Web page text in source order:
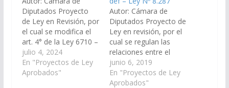
Diputados Proyecto
de Ley en Revisión, por
el cual se modifica el
art. 4° de la Ley 6710 –
Ley del Deporte.
(Expte. N° 91-
49.904/2024, a la
julio 4, 2024
En "Proyectos de Ley
Aprobados"
Autor: Cámara de
Diputados Proyecto de
Ley en revisión, por el
cual se regulan las
relaciones entre el
Estado Provincial y las
organizaciones de la
sociedad civil. (Expte.
junio 6, 2019
En "Proyectos de Ley
Aprobados"